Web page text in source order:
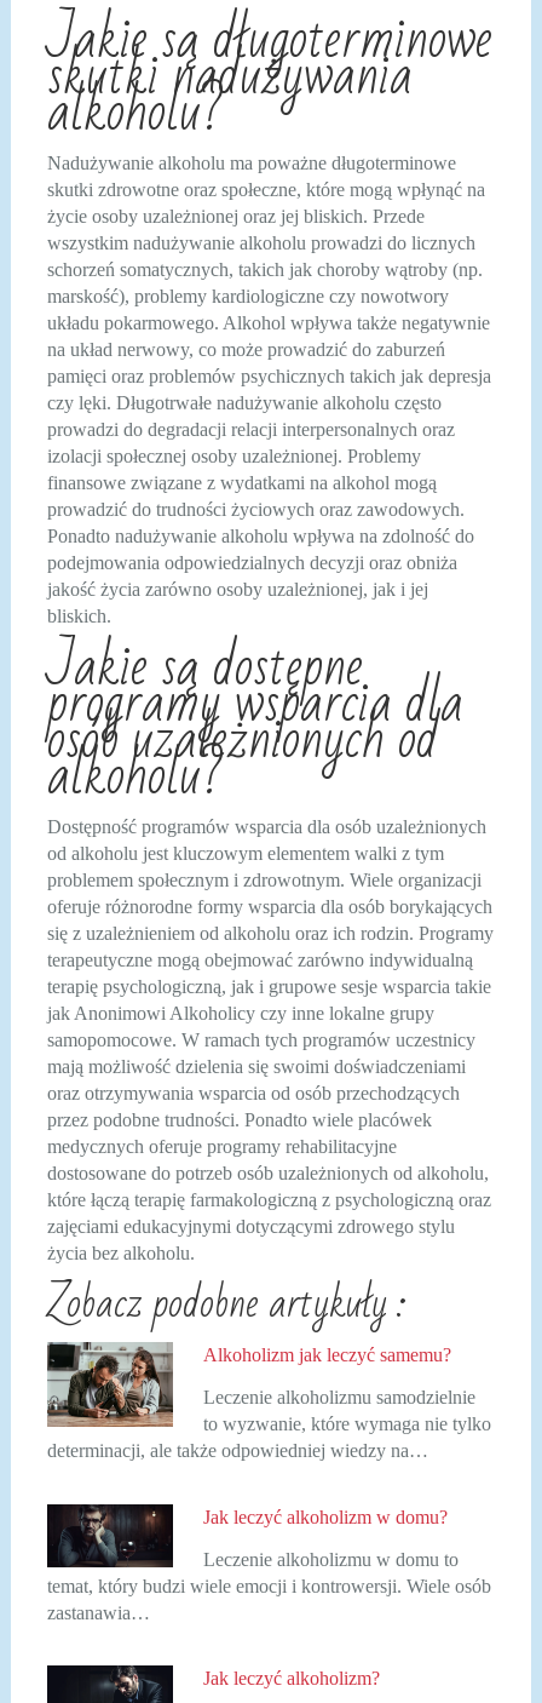
Jakie są długoterminowe
skutki nadużywania
alkoholu?
Nadużywanie alkoholu ma poważne długoterminowe
skutki zdrowotne oraz społeczne, które mogą wpłynąć na
życie osoby uzależnionej oraz jej bliskich. Przede
wszystkim nadużywanie alkoholu prowadzi do licznych
schorzeń somatycznych, takich jak choroby wątroby (np.
marskość), problemy kardiologiczne czy nowotwory
układu pokarmowego. Alkohol wpływa także negatywnie
na układ nerwowy, co może prowadzić do zaburzeń
pamięci oraz problemów psychicznych takich jak depresja
czy lęki. Długotrwałe nadużywanie alkoholu często
prowadzi do degradacji relacji interpersonalnych oraz
izolacji społecznej osoby uzależnionej. Problemy
finansowe związane z wydatkami na alkohol mogą
prowadzić do trudności życiowych oraz zawodowych.
Ponadto nadużywanie alkoholu wpływa na zdolność do
podejmowania odpowiedzialnych decyzji oraz obniża
jakość życia zarówno osoby uzależnionej, jak i jej
bliskich.
Jakie są dostępne
programy wsparcia dla
osób uzależnionych od
alkoholu?
Dostępność programów wsparcia dla osób uzależnionych
od alkoholu jest kluczowym elementem walki z tym
problemem społecznym i zdrowotnym. Wiele organizacji
oferuje różnorodne formy wsparcia dla osób borykających
się z uzależnieniem od alkoholu oraz ich rodzin. Programy
terapeutyczne mogą obejmować zarówno indywidualną
terapię psychologiczną, jak i grupowe sesje wsparcia takie
jak Anonimowi Alkoholicy czy inne lokalne grupy
samopomocowe. W ramach tych programów uczestnicy
mają możliwość dzielenia się swoimi doświadczeniami
oraz otrzymywania wsparcia od osób przechodzących
przez podobne trudności. Ponadto wiele placówek
medycznych oferuje programy rehabilitacyjne
dostosowane do potrzeb osób uzależnionych od alkoholu,
które łączą terapię farmakologiczną z psychologiczną oraz
zajęciami edukacyjnymi dotyczącymi zdrowego stylu
życia bez alkoholu.
Zobacz podobne artykuły :
Alkoholizm jak leczyć samemu?
Leczenie alkoholizmu samodzielnie
to wyzwanie, które wymaga nie tylko
determinacji, ale także odpowiedniej wiedzy na…
Jak leczyć alkoholizm w domu?
Leczenie alkoholizmu w domu to
temat, który budzi wiele emocji i kontrowersji. Wiele osób
zastanawia…
Jak leczyć alkoholizm?